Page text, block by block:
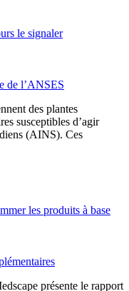
le signaler
de l’ANSES
des plantes
susceptibles d’agir
(AINS). Ces
les produits à base
présente le rapport